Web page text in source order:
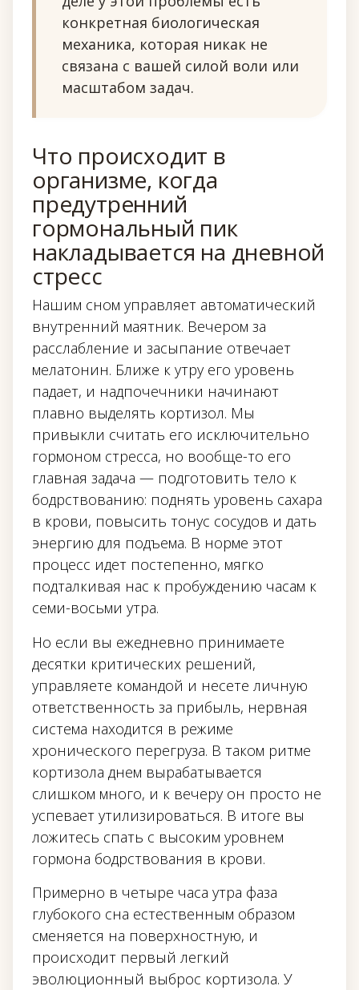
конкретная биологическая
механика, которая никак не
связана с вашей силой воли или
масштабом задач.
Что происходит в
организме, когда
предутренний
гормональный пик
накладывается на дневной
стресс
Нашим сном управляет автоматический
внутренний маятник. Вечером за
расслабление и засыпание отвечает
мелатонин. Ближе к утру его уровень
падает, и надпочечники начинают
плавно выделять кортизол. Мы
привыкли считать его исключительно
гормоном стресса, но вообще-то его
главная задача — подготовить тело к
бодрствованию: поднять уровень сахара
в крови, повысить тонус сосудов и дать
энергию для подъема. В норме этот
процесс идет постепенно, мягко
подталкивая нас к пробуждению часам к
семи-восьми утра.
Но если вы ежедневно принимаете
десятки критических решений,
управляете командой и несете личную
ответственность за прибыль, нервная
система находится в режиме
хронического перегруза. В таком ритме
кортизола днем вырабатывается
слишком много, и к вечеру он просто не
успевает утилизироваться. В итоге вы
ложитесь спать с высоким уровнем
гормона бодрствования в крови.
Примерно в четыре часа утра фаза
глубокого сна естественным образом
сменяется на поверхностную, и
происходит первый легкий
эволюционный выброс кортизола. У